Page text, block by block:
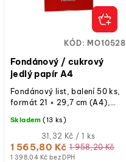
d
u
k
t
ů
Fondánový / cukrový
jedlý papír A4
1 398,04 Kč bez DPH
1 565,80 Kč 1 958,20 Kč
Měrná
cena:
31,32 Kč / 1 ks
Skladem (13 ks)
Fondánový list, balení 50 ks,
formát 21 × 29,7 cm (A4),
povrch pro tisk jedlým
inkoustem, bez...
KÓD: MO10528